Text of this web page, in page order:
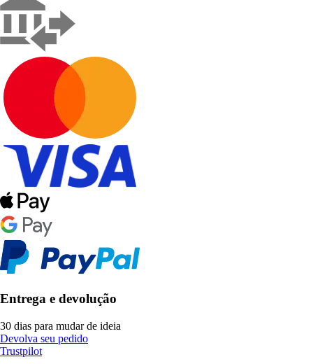
Entrega e devolução
30 dias para mudar de ideia
Devolva seu pedido
Trustpilot